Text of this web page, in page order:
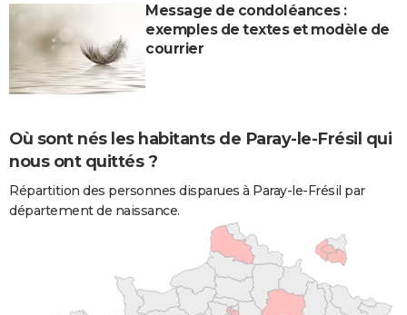
Message de condoléances :
exemples de textes et modèle de
courrier
Où sont nés les habitants de Paray-le-Frésil qui
nous ont quittés ?
Répartition des personnes disparues à Paray-le-Frésil par
département de naissance.